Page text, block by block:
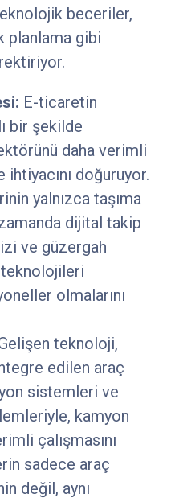
beceriler,
gibi
E-ticaretin
bir şekilde
daha verimli
ihtiyacını doğuruyor.
yalnızca taşıma
dijital takip
ve güzergah
olmalarını
teknoloji,
edilen araç
sistemleri ve
kamyon
çalışmasını
sadece araç
değil, aynı